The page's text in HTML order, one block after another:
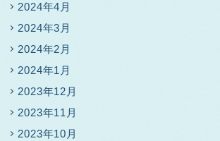
2024年4月
2024年3月
2024年2月
2024年1月
2023年12月
2023年11月
2023年10月